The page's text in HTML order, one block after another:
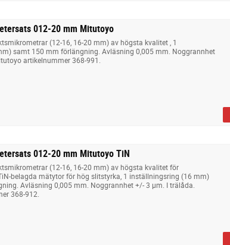
012-20 mm Mitutoyo
(12-16, 16-20 mm) av högsta kvalitet , 1
samt 150 mm förlängning. Avläsning 0,005 mm. Noggrannhet
artikelnummer 368-991.
012-20 mm Mitutoyo TiN
(12-16, 16-20 mm) av högsta kvalitet för
belagda mätytor för hög slitstyrka, 1 inställningsring (16 mm)
Avläsning 0,005 mm. Noggrannhet +/- 3 µm. I trälåda.
368-912.